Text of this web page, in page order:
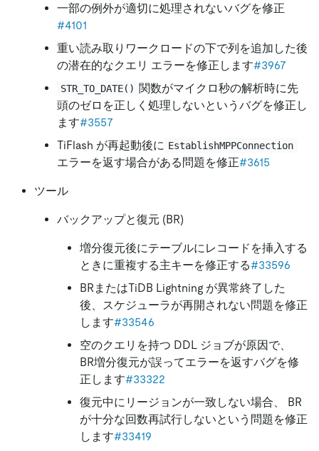
一部の例外が適切に処理されないバグを修正
#4101
重い読み取りワークロードの下で列を追加した後
の潜在的なクエリ エラーを修正します#3967
STR_TO_DATE() 関数がマイクロ秒の解析時に先
頭のゼロを正しく処理しないというバグを修正し
ます#3557
TiFlash が再起動後に EstablishMPPConnection
エラーを返す場合がある問題を修正#3615
ツール
バックアップと復元 (BR)
増分復元後にテーブルにレコードを挿入する
ときに重複する主キーを修正する#33596
BRまたはTiDB Lightning が異常終了した
後、スケジューラが再開されない問題を修正
します#33546
空のクエリを持つ DDL ジョブが原因で、
BR増分復元が誤ってエラーを返すバグを修
正します#33322
復元中にリージョンが一致しない場合、 BR
が十分な回数再試行しないという問題を修正
します#33419